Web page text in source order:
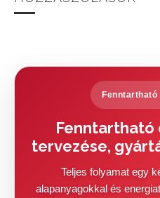
Fenntartható
Fenntartható
tervezése,
Teljes folyamat egy
alapanyagokkal és